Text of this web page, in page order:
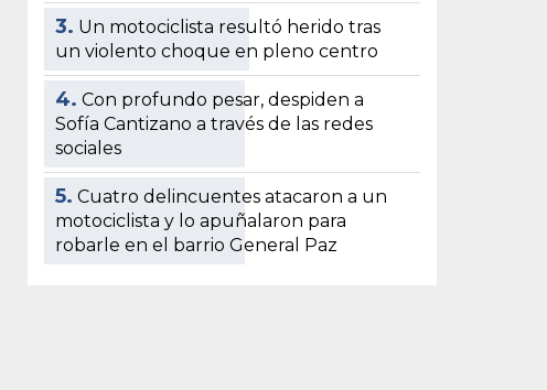
3. Un motociclista resultó herido tras
un violento choque en pleno centro
4. Con profundo pesar, despiden a
Sofía Cantizano a través de las redes
sociales
5. Cuatro delincuentes atacaron a un
motociclista y lo apuñalaron para
robarle en el barrio General Paz